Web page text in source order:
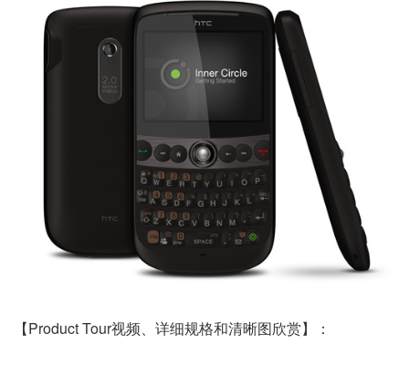
【Product Tour视频、详细规格和清晰图欣赏】：